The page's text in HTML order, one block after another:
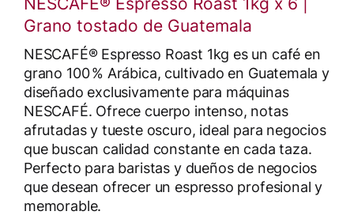
Grano tostado de Guatemala
NESCAFÉ® Espresso Roast 1kg es un café en
grano 100 % Arábica, cultivado en Guatemala y
diseñado exclusivamente para máquinas
NESCAFÉ. Ofrece cuerpo intenso, notas
afrutadas y tueste oscuro, ideal para negocios
que buscan calidad constante en cada taza.
Perfecto para baristas y dueños de negocios
que desean ofrecer un espresso profesional y
memorable.